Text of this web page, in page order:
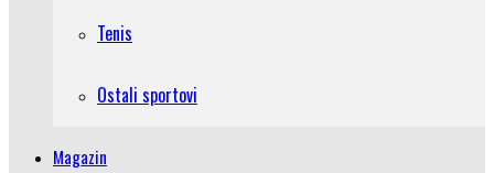
Tenis
Ostali sportovi
Magazin